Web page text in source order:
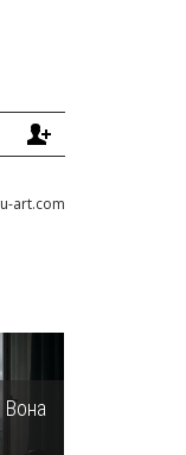
art.com
Вона